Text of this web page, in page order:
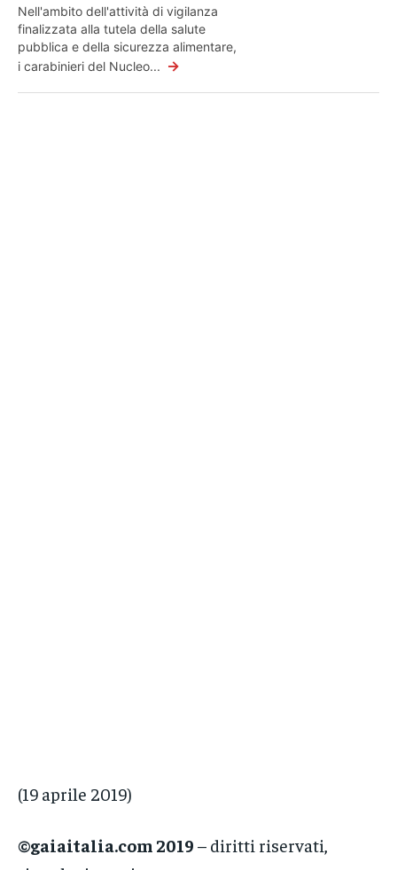
Nell'ambito dell'attività di vigilanza
finalizzata alla tutela della salute
pubblica e della sicurezza alimentare,
i carabinieri del Nucleo... →
(19 aprile 2019)
©gaiaitalia.com 2019 – diritti riservati,